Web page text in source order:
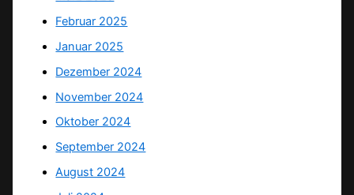
Februar 2025
Januar 2025
Dezember 2024
November 2024
Oktober 2024
September 2024
August 2024